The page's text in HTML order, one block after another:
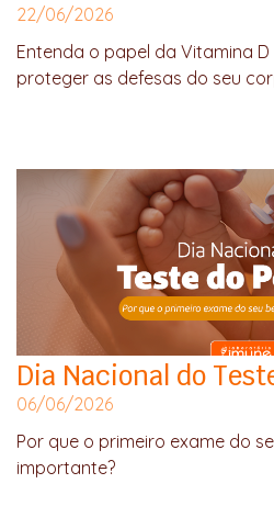
22/06/2026
Entenda o papel da Vitamina
proteger as defesas do seu
Dia Nacional do
06/06/2026
Por que o primeiro exame do
importante?